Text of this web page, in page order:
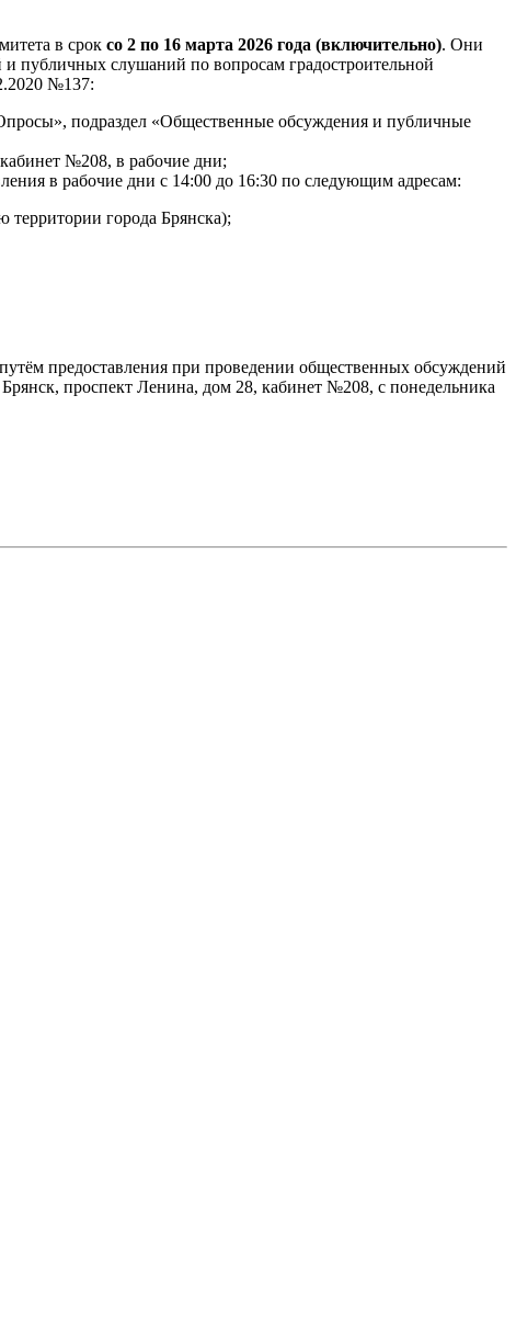
в срок со 2 по 16 марта 2026 года (включительно). Они
публичных слушаний по вопросам градостроительной
№137:
подраздел «Общественные обсуждения и публичные
№208, в рабочие дни;
в рабочие дни с 14:00 до 16:30 по следующим адресам:
территории города Брянска);
предоставления при проведении общественных обсуждений
проспект Ленина, дом 28, кабинет №208, с понедельника